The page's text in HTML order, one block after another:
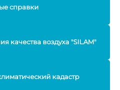
справки
качества воздуха "SILAM"
кадастр